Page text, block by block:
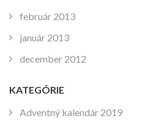
február 2013
január 2013
december 2012
KATEGÓRIE
Adventný kalendár 2019